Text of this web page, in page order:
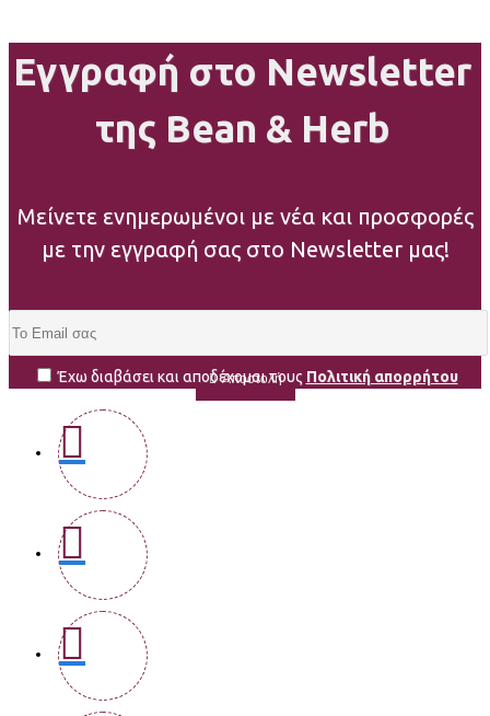
Εγγραφή στο Newsletter
της Bean & Herb
Μείνετε ενημερωμένοι με νέα και προσφορές
με την εγγραφή σας στο Newsletter μας!
Αποστολή
Έχω διαβάσει και αποδέχομαι τους Πολιτική απορρήτου